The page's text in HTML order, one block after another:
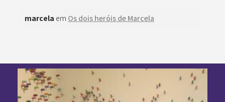
marcela em Os dois heróis de Marcela